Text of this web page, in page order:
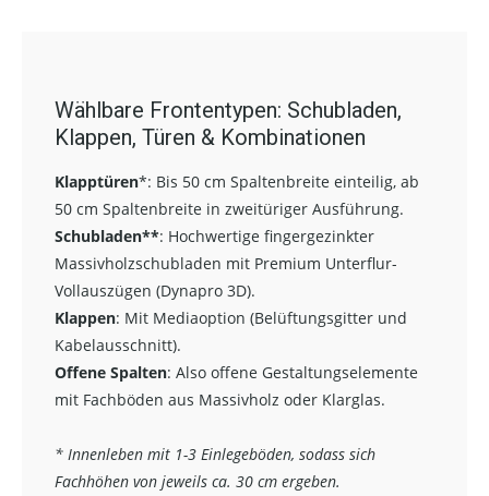
Wählbare Frontentypen: Schubladen,
Klappen, Türen & Kombinationen
Klapptüren*: Bis 50 cm Spaltenbreite einteilig, ab
50 cm Spaltenbreite in zweitüriger Ausführung.
Schubladen**: Hochwertige fingergezinkter
Massivholzschubladen mit Premium Unterflur-
Vollauszügen (Dynapro 3D).
Klappen: Mit Mediaoption (Belüftungsgitter und
Kabelausschnitt).
Offene Spalten: Also offene Gestaltungselemente
mit Fachböden aus Massivholz oder Klarglas.
* Innenleben mit 1-3 Einlegeböden, sodass sich
Fachhöhen von jeweils ca. 30 cm ergeben.